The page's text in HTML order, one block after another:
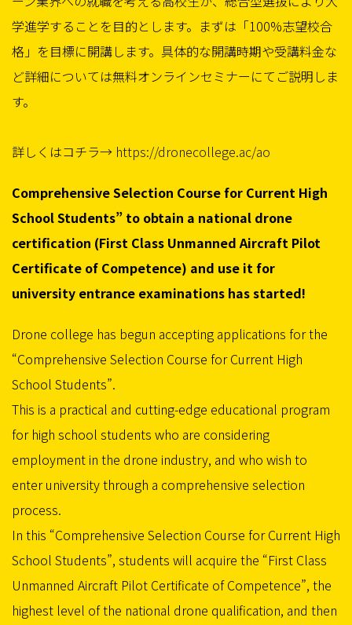
学進学することを目的とします。まずは「100%志望校合
格」を目標に開講します。具体的な開講時期や受講料金な
ど詳細については無料オンラインセミナーにてご説明しま
す。
詳しくはコチラ→ https://dronecollege.ac/ao
Comprehensive Selection Course for Current High
School Students” to obtain a national drone
certification (First Class Unmanned Aircraft Pilot
Certificate of Competence) and use it for
university entrance examinations has started!
Drone college has begun accepting applications for the
“Comprehensive Selection Course for Current High
School Students”.
This is a practical and cutting-edge educational program
for high school students who are considering
employment in the drone industry, and who wish to
enter university through a comprehensive selection
process.
In this “Comprehensive Selection Course for Current High
School Students”, students will acquire the “First Class
Unmanned Aircraft Pilot Certificate of Competence”, the
highest level of the national drone qualification, and then